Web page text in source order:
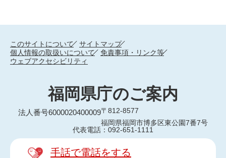
このサイトについて
サイトマップ
個人情報の取扱いについて
免責事項・リンク等
ウェブアクセシビリティ
福岡県庁のご案内
法人番号6000020400009〒812-8577
福岡県福岡市博多区東公園7番7号
代表電話：092-651-1111
手話で電話をする